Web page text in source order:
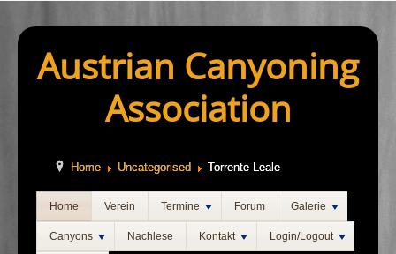
Austrian Canyoning
Association
Home Uncategorised Torrente Leale
Home Verein Termine Forum Galerie
Canyons Nachlese Kontakt Login/Logout